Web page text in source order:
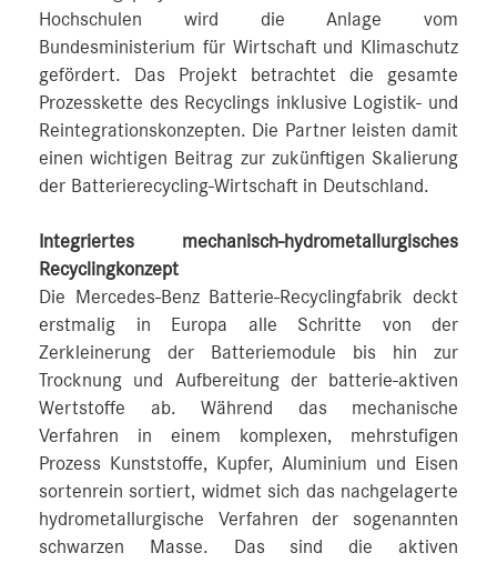
Hochschulen wird die Anlage vom
Bundesministerium für Wirtschaft und Klimaschutz
gefördert. Das Projekt betrachtet die gesamte
Prozesskette des Recyclings inklusive Logistik- und
Reintegrationskonzepten. Die Partner leisten damit
einen wichtigen Beitrag zur zukünftigen Skalierung
der Batterierecycling-Wirtschaft in Deutschland.
Integriertes mechanisch-hydrometallurgisches
Recyclingkonzept
Die Mercedes-Benz Batterie-Recyclingfabrik deckt
erstmalig in Europa alle Schritte von der
Zerkleinerung der Batteriemodule bis hin zur
Trocknung und Aufbereitung der batterie-aktiven
Wertstoffe ab. Während das mechanische
Verfahren in einem komplexen, mehrstufigen
Prozess Kunststoffe, Kupfer, Aluminium und Eisen
sortenrein sortiert, widmet sich das nachgelagerte
hydrometallurgische Verfahren der sogenannten
schwarzen Masse. Das sind die aktiven